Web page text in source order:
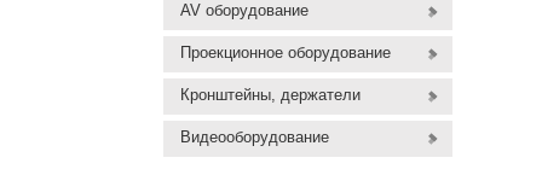
AV оборудование
Проекционное оборудование
Кронштейны, держатели
Видеооборудование